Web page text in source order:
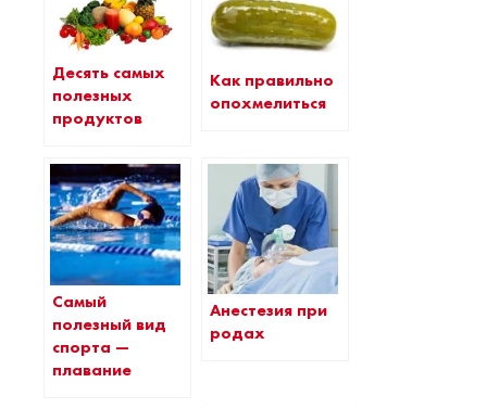
Десять самых
полезных
продуктов
Как правильно
опохмелиться
Самый
полезный вид
спорта —
плавание
Анестезия при
родах